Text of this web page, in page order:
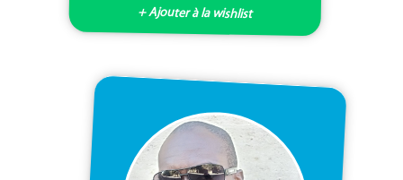
+ Ajouter à la wishlist